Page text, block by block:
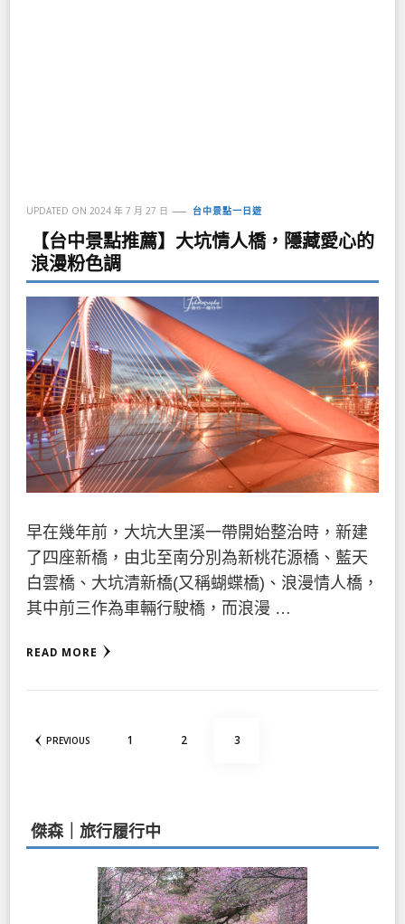
UPDATED ON 2024 年 7 月 27 日 台中景點一日遊
【台中景點推薦】大坑情人橋，隱藏愛心的
浪漫粉色調
早在幾年前，大坑大里溪一帶開始整治時，新建
了四座新橋，由北至南分別為新桃花源橋、藍天
白雲橋、大坑清新橋(又稱蝴蝶橋)、浪漫情人橋，
其中前三作為車輛行駛橋，而浪漫 …
READ MORE
章 PREVIOUS PAGE
1 PAGE
2 PAGE
3
傑森｜旅行履行中